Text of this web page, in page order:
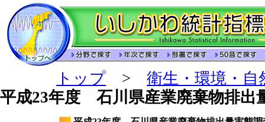
トップ > 衛生・環境・自
平成23年度 石川県産業廃棄物排出